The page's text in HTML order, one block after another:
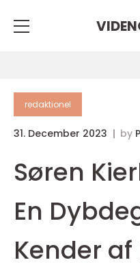
redaktionel
31. December 2023 by
Søren
En
Kender